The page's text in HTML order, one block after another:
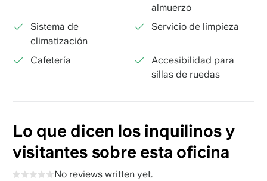
almuerzo
Sistema de
climatización
Servicio de limpieza
Cafetería
Accesibilidad para
sillas de ruedas
Lo que dicen los inquilinos y
visitantes sobre esta oficina
No reviews written yet.